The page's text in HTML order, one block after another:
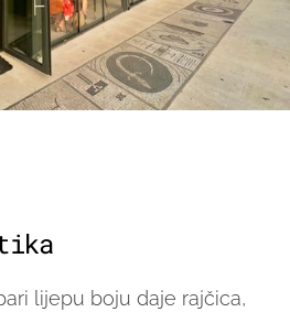
lijepu boju daje rajčica,